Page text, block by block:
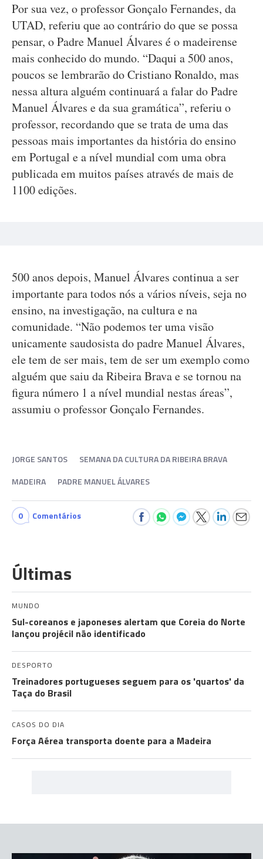
Por sua vez, o professor Gonçalo Fernandes, da
UTAD, referiu que ao contrário do que se possa
pensar, o Padre Manuel Álvares é o madeirense
mais conhecido do mundo. “Daqui a 500 anos,
poucos se lembrarão do Cristiano Ronaldo, mas
nessa altura alguém continuará a falar do Padre
Manuel Álvares e da sua gramática”, referiu o
professor, recordando que se trata de uma das
pessoas mais importantes da história do ensino
em Portugal e a nível mundial com uma obra
publicada em muitos países através de mais de
1100 edições.
500 anos depois, Manuel Álvares continua a ser
importante para todos nós a vários níveis, seja no
ensino, na investigação, na cultura e na
comunidade. “Não podemos ter uma visão
unicamente saudosista do padre Manuel Álvares,
ele tem de ser mais, tem de ser um exemplo como
alguém que saiu da Ribeira Brava e se tornou na
figura número 1 a nível mundial nestas áreas”,
assumiu o professor Gonçalo Fernandes.
JORGE SANTOS
SEMANA DA CULTURA DA RIBEIRA BRAVA
MADEIRA
PADRE MANUEL ÁLVARES
0 Comentários
Últimas
MUNDO
Sul-coreanos e japoneses alertam que Coreia do Norte
lançou projécil não identificado
DESPORTO
Treinadores portugueses seguem para os 'quartos' da
Taça do Brasil
CASOS DO DIA
Força Aérea transporta doente para a Madeira